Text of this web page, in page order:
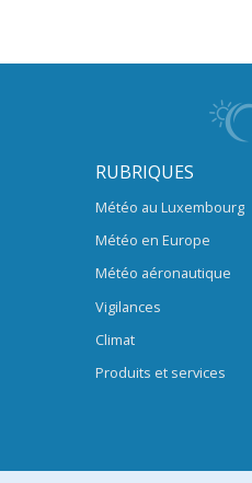
RUBRIQUES
Météo au Luxembourg
Météo en Europe
Météo aéronautique
Vigilances
Climat
Produits et services